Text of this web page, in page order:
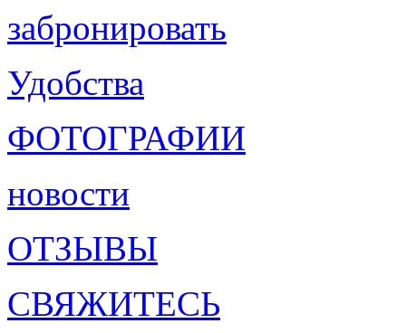
забронировать
Удобства
ФОТОГРАФИИ
новости
ОТЗЫВЫ
СВЯЖИТЕСЬ